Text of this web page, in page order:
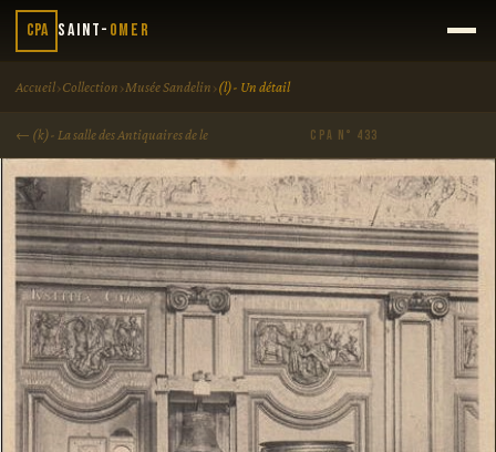
CPA Saint- Omer
Accueil›Collection ›Musée Sandelin ›(l)- Un détail
← (k)- La salle des Antiquaires de le CPA N° 433